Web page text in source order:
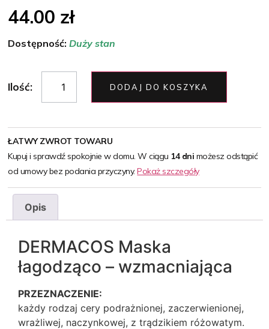
44.00 zł
Dostępność:Duży stan
Ilość: DODAJ DO KOSZYKA
ŁATWY ZWROT TOWARU
Kupuj i sprawdź spokojnie w domu. W ciągu 14 dni możesz odstąpić
od umowy bez podania przyczyny.Pokaż szczegóły
Opis
DERMACOS Maska
łagodząco – wzmacniająca
PRZEZNACZENIE:
każdy rodzaj cery podrażnionej, zaczerwienionej,
wrażliwej, naczynkowej, z trądzikiem różowatym.